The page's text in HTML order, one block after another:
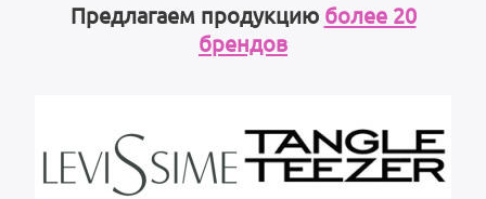
Предлагаем продукцию более 20
брендов